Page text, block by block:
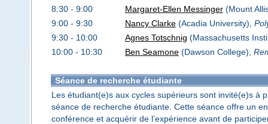
8:30 - 9:00
Margaret-Ellen Messinger(Mount
9:00 - 9:30
Nancy Clarke(Acadia University),
9:30 - 10:00
Agnes Totschnig (Massachusetts
10:00 - 10:30
Ben Seamone(Dawson College),
Séance de recherche étudiante
Les étudiant(e)s aux cycles supérieurs sont invité(e)s à
séance de recherche étudiante. Cette séance offre un
conférence et acquérir de l’expérience avant de